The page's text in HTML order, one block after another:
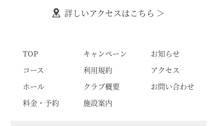
詳しいアクセスはこちら ＞
TOP
コース
ホール
料金・予約
キャンペーン
利用規約
クラブ概要
施設案内
お知らせ
アクセス
お問い合わせ